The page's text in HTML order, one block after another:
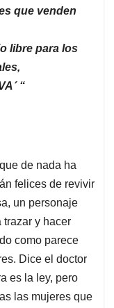
que venden
libre para los
“
de nada ha
felices de revivir
un personaje
trazar y hacer
como parece
Dice el doctor
es la ley, pero
las mujeres que